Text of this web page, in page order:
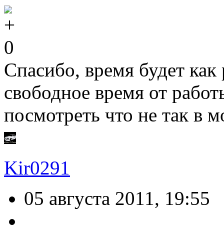
0
Спасибо, время будет
свободное время от
посмотреть что не так в
Kir0291
05 августа 2011, 19:55